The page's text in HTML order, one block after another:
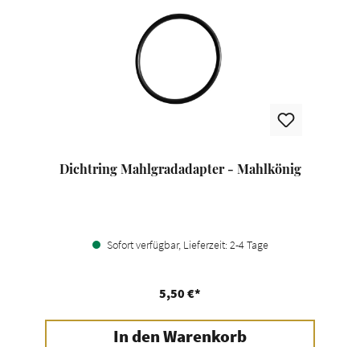
Dichtring Mahlgradadapter - Mahlkönig
Sofort verfügbar, Lieferzeit: 2-4 Tage
5,50 €*
In den Warenkorb